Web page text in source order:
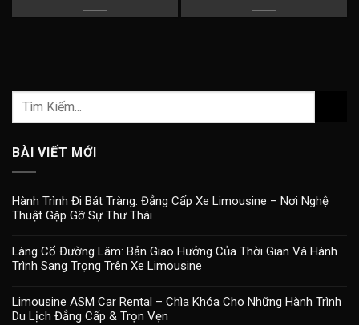
BÀI VIẾT MỚI
Hành Trình Đi Bát Tràng: Đẳng Cấp Xe Limousine – Nơi Nghệ
Thuật Gặp Gỡ Sự Thư Thái
Làng Cổ Đường Lâm: Bản Giao Hưởng Của Thời Gian Và Hành
Trình Sang Trọng Trên Xe Limousine
Limousine ASM Car Rental – Chìa Khóa Cho Những Hành Trình
Du Lịch Đẳng Cấp & Trọn Vẹn